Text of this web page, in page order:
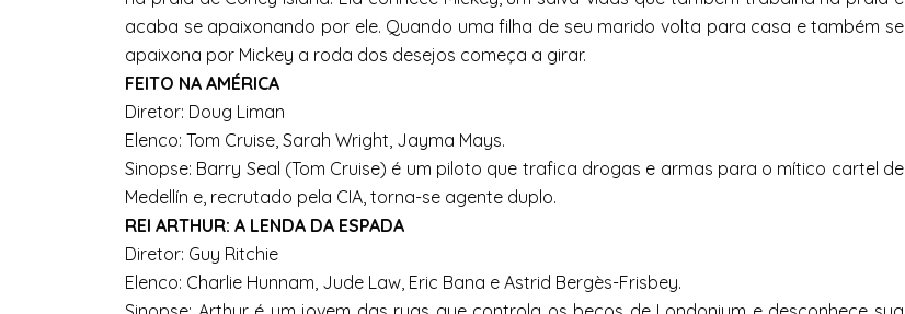
acaba se apaixonando por ele. Quando uma filha de seu marido volta para casa e também se
apaixona por Mickey a roda dos desejos começa a girar.
FEITO NA AMÉRICA
Diretor: Doug Liman
Elenco: Tom Cruise, Sarah Wright, Jayma Mays.
Sinopse: Barry Seal (Tom Cruise) é um piloto que trafica drogas e armas para o mítico cartel de
Medellín e, recrutado pela CIA, torna-se agente duplo.
REI ARTHUR: A LENDA DA ESPADA
Diretor: Guy Ritchie
Elenco: Charlie Hunnam, Jude Law, Eric Bana e Astrid Bergès-Frisbey.